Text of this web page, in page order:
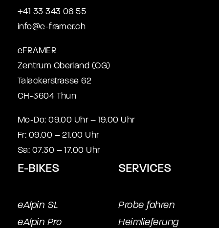
+41 33 343 06 55
info@e-framer.ch
eFRAMER
Zentrum Oberland (OG)
Talackerstrasse 62
CH-3604 Thun
Mo-Do: 09.00 Uhr – 19.00 Uhr
Fr: 09.00 – 21.00 Uhr
Sa: 07.30 – 17.00 Uhr
E-BIKES
eAlpin SL
eAlpin Pro
SERVICES
Probe fahren
Heimlieferung